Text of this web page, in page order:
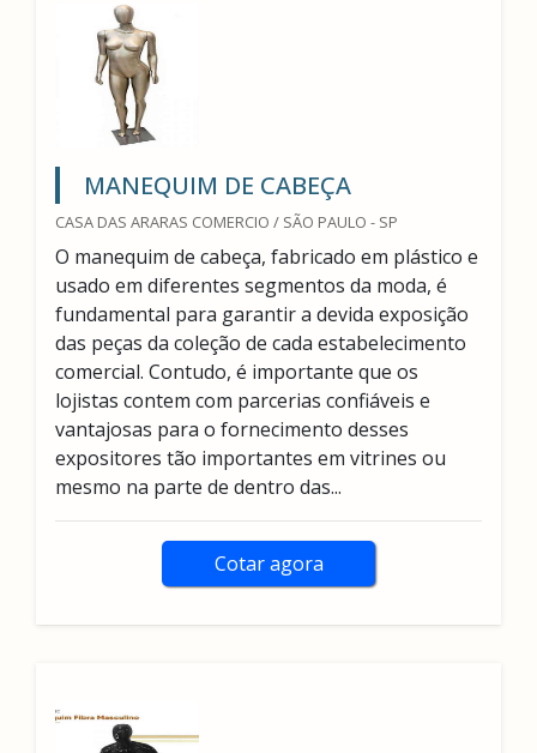
MANEQUIM DE CABEÇA
CASA DAS ARARAS COMERCIO / SÃO PAULO - SP
O manequim de cabeça, fabricado em plástico e
usado em diferentes segmentos da moda, é
fundamental para garantir a devida exposição
das peças da coleção de cada estabelecimento
comercial. Contudo, é importante que os
lojistas contem com parcerias confiáveis e
vantajosas para o fornecimento desses
expositores tão importantes em vitrines ou
mesmo na parte de dentro das...
Cotar agora